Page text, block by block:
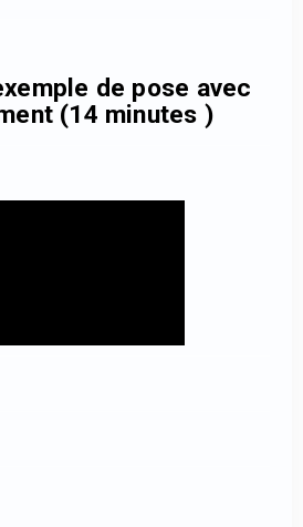
de pose avec
(14 minutes )